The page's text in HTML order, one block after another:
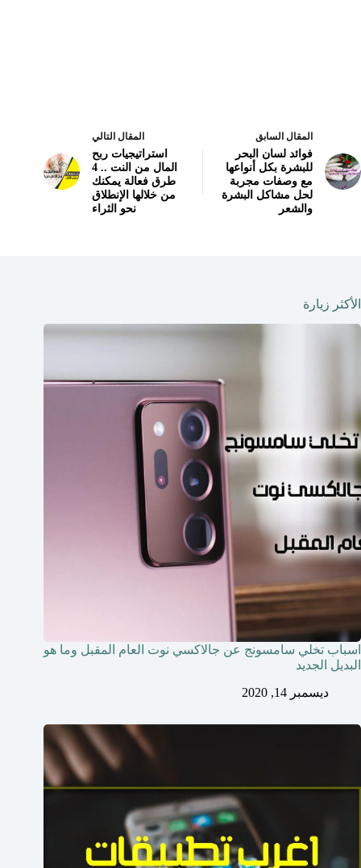
المقال السابق
فوائد لسان البحر
للبشرة بكل أنواعها
مع وصفات مجربة
لحل مشاكل البشرة
والشعر
المقال التالي
استراتيجيات ربح
المال من النت .. 4
طرق فعالة يمكنك
من خلالها الإنطلاق
نحو الثراء
الأكثر زيارة
اسباب تخلي سامسونج عن جالاكسي نوت العام المقبل وما هو
البديل الجديد
ديسمبر 14, 2020